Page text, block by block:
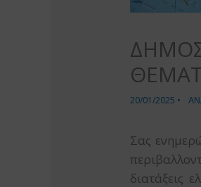
20/01/2025 •
Σας
διατάξεις